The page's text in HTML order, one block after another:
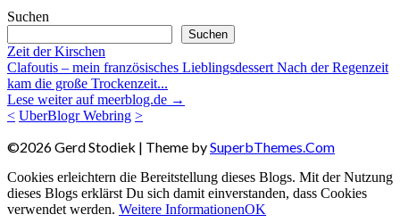
Suchen
Suchen
Zeit der Kirschen
Clafoutis – mein französisches Lieblingsdessert Nach der Regenzeit
kam die große Trockenzeit...
Lese weiter auf meerblog.de →
< UberBlogr Webring >
©2026 Gerd Stodiek | Theme bySuperbThemes.Com
Cookies erleichtern die Bereitstellung dieses Blogs. Mit der Nutzung
dieses Blogs erklärst Du sich damit einverstanden, dass Cookies
verwendet werden. Weitere InformationenOK